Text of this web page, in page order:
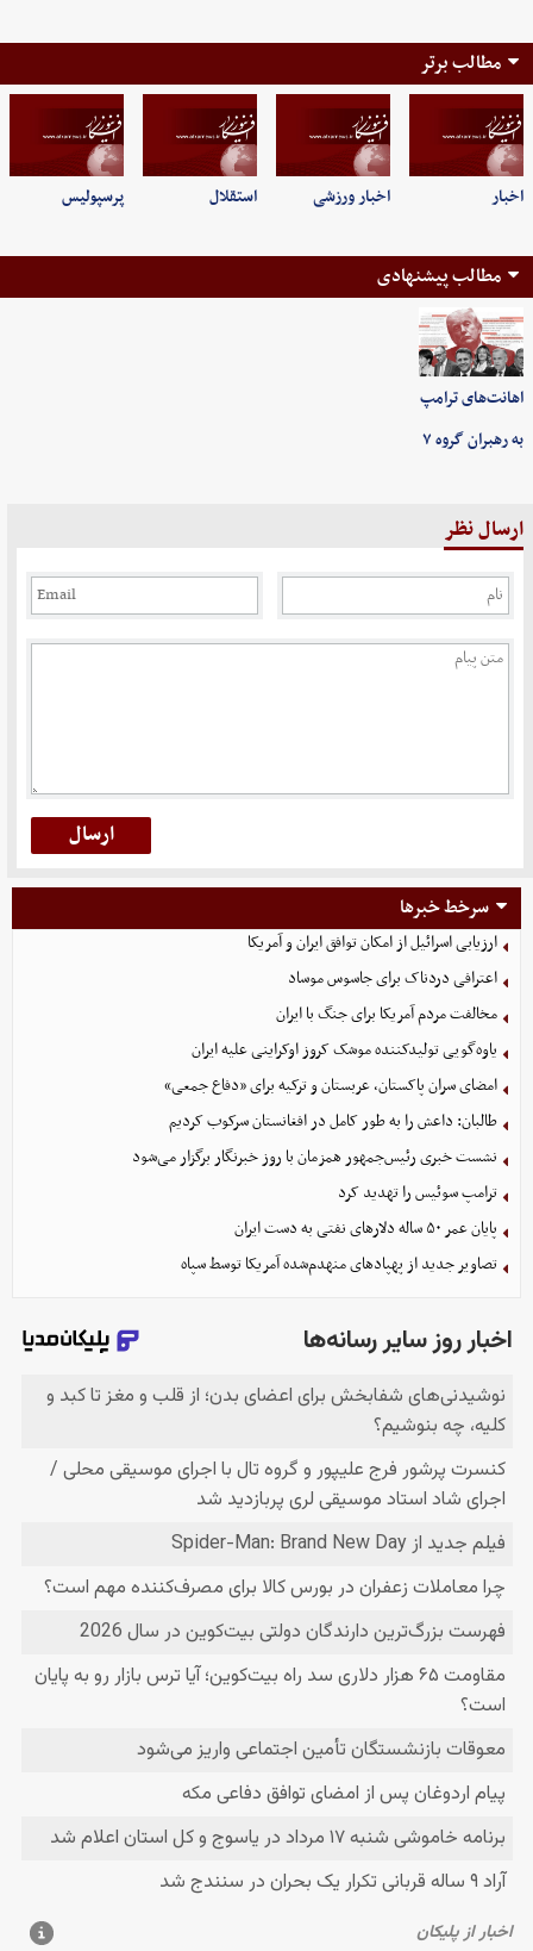
مطالب برتر
اخبار اخبار ورزشی استقلال پرسپولیس
مطالب پیشنهادی
اهانت‌های ترامپ
به رهبران گروه ۷
ارسال نظر
سرخط خبرها
ارزیابی اسرائیل از امکان توافق ایران و آمریکا
اعترافی دردناک برای جاسوس موساد
مخالفت مردم آمریکا برای جنگ با ایران
یاوه‌گویی تولیدکننده موشک کروز اوکراینی علیه ایران
امضای سران پاکستان، عربستان و ترکیه برای «دفاع جمعی»
طالبان: داعش را به طور کامل در افغانستان سرکوب کردیم
نشست خبری رئیس‌جمهور همزمان با روز خبرنگار برگزار می‌شود
ترامپ سوئیس را تهدید کرد
پایان عمر ۵۰ ساله دلارهای نفتی به دست ایران
تصاویر جدید از پهپادهای منهدم‌شده آمریکا توسط سپاه